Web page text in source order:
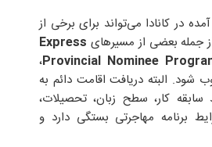
در کانادا می‌تواند برای برخی از
جمله بعضی از مسیرهای Express
Provincial Nominee،
شود. البته دریافت اقامت دائم به
سابقه کار، سطح زبان، تحصیلات،
برنامه مهاجرتی بستگی دارد و